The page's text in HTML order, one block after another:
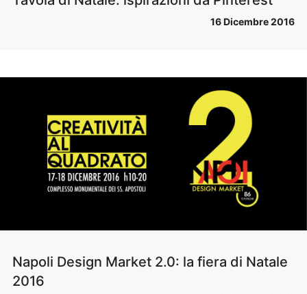
16 Dicembre 2016
Napoli Design Market 2.0: la fiera di Natale
2016